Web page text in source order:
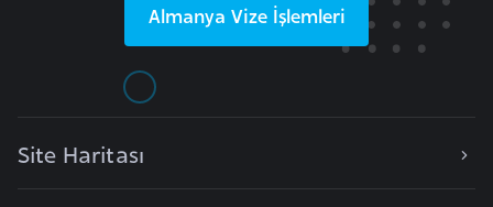
Almanya Vize İşlemleri
Site Haritası